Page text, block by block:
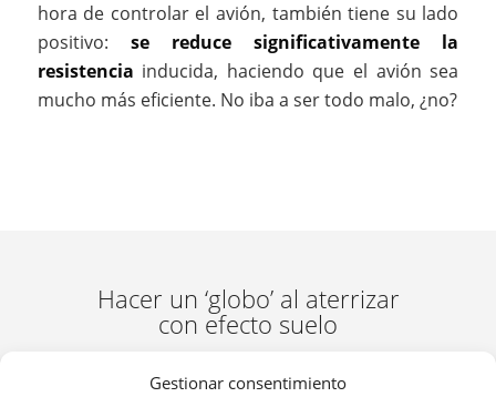
Gestionar consentimiento
hora de controlar el avión, también tiene su lado
positivo: se reduce significativamente la
resistencia inducida, haciendo que el avión sea
mucho más eficiente. No iba a ser todo malo, ¿no?
Hacer un ‘globo’ al aterrizar
con efecto suelo